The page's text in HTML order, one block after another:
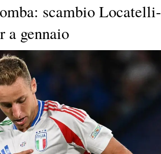
scambio Locatelli-
a gennaio